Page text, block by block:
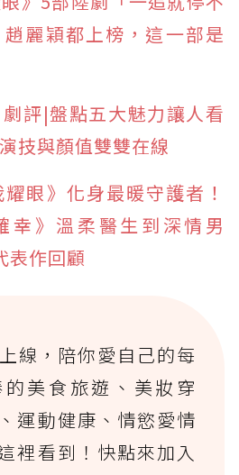
麗穎都上榜，這一部是
劇評|盤點五大魅力讓人看
技與顏值雙雙在線
眼》化身最暖守護者！
幸》溫柔醫生到深情男
表作回顧
上線，陪你愛自己的每
美食旅遊、美妝穿
運動健康、情慾愛情
裡看到！快點來加入